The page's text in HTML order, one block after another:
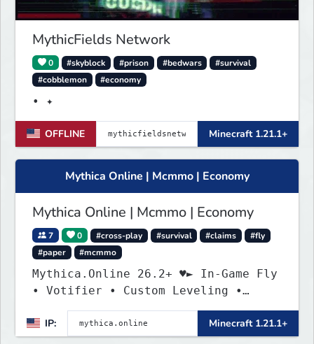
MythicFields Network
0 #skyblock #prison #bedwars
#survival
#cobblemon
#economy
• ✦
OFFLINE Minecraft 1.21.1+
Mythica Online | Mcmmo | Economy
Mythica Online | Mcmmo | Economy
7 0 #cross-play #survival #claims
#fly
#paper
#mcmmo
Mythica.Online 26.2+ ♥► In-Game Fly
• Votifier • Custom Leveling •
IP:
Minecraft 1.21.1+